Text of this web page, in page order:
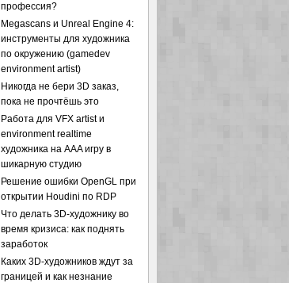
профессия?
Megascans и Unreal Engine 4:
инструменты для художника
по окружению (gamedev
environment artist)
Никогда не бери 3D заказ,
пока не прочтёшь это
Работа для VFX artist и
environment realtime
художника на AAA игру в
шикарную студию
Решение ошибки OpenGL при
открытии Houdini по RDP
Что делать 3D-художнику во
время кризиса: как поднять
заработок
Каких 3D-художников ждут за
границей и как незнание